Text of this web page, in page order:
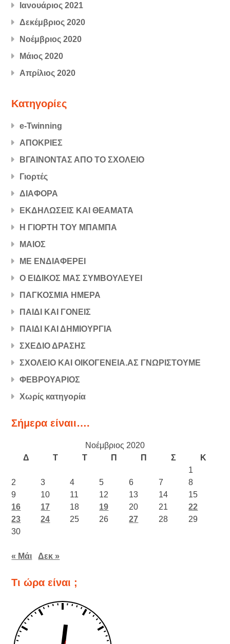
Ιανουάριος 2021
Δεκέμβριος 2020
Νοέμβριος 2020
Μάιος 2020
Απρίλιος 2020
Kατηγορίες
e-Twinning
ΑΠΟΚΡΙΕΣ
ΒΓΑΙΝΟΝΤΑΣ ΑΠΟ ΤΟ ΣΧΟΛΕΙΟ
Γιορτές
ΔΙΑΦΟΡΑ
ΕΚΔΗΛΩΣΕΙΣ ΚΑΙ ΘΕΑΜΑΤΑ
Η ΓΙΟΡΤΗ ΤΟΥ ΜΠΑΜΠΑ
ΜΑΙΟΣ
ΜΕ ΕΝΔΙΑΦΕΡΕΙ
Ο ΕΙΔΙΚΟΣ ΜΑΣ ΣΥΜΒΟΥΛΕΥΕΙ
ΠΑΓΚΟΣΜΙΑ ΗΜΕΡΑ
ΠΑΙΔΙ ΚΑΙ ΓΟΝΕΙΣ
ΠΑΙΔΙ ΚΑΙ ΔΗΜΙΟΥΡΓΙΑ
ΣΧΕΔΙΟ ΔΡΑΣΗΣ
ΣΧΟΛΕΙΟ ΚΑΙ ΟΙΚΟΓΕΝΕΙΑ.ΑΣ ΓΝΩΡΙΣΤΟΥΜΕ
ΦΕΒΡΟΥΑΡΙΟΣ
Χωρίς κατηγορία
Σήμερα είναιι….
Νοέμβριος 2020
Δ
Τ Τ Π Π Σ
Κ
1
2
3 4 5 6 7
8
9
10 11 12 13 14
15
16
17 18 19 20 21
22
23
24 25 26 27 28
29
30
« Μάι Δεκ »
Τι ώρα είναι ;